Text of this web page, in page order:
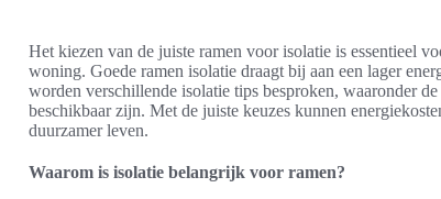
Het kiezen van de juiste ramen voor isolatie is essentieel
woning. Goede ramen isolatie draagt bij aan een lager
worden verschillende isolatie tips besproken, waaronder
beschikbaar zijn. Met de juiste keuzes kunnen
duurzamer leven.
Waarom is isolatie belangrijk voor ramen?